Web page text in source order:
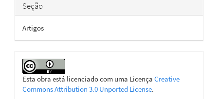
Seção
Artigos
Esta obra está licenciado com uma Licença Creative
Commons Attribution 3.0 Unported License.